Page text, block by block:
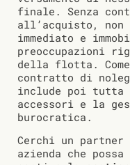
finale. Senza
all’acquisto, non
immediato e
preoccupazioni
della flotta.
contratto di
include poi tutta
accessori e la
burocratica.
Cerchi un
azienda che